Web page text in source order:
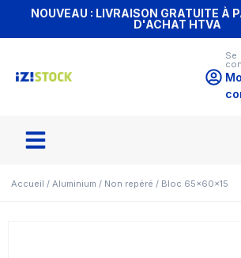
NOUVEAU : LIVRAISON GRATUITE À
D'ACHAT HTVA
Se
Accueil / Aluminium / Non repéré / Bloc 65x60x15